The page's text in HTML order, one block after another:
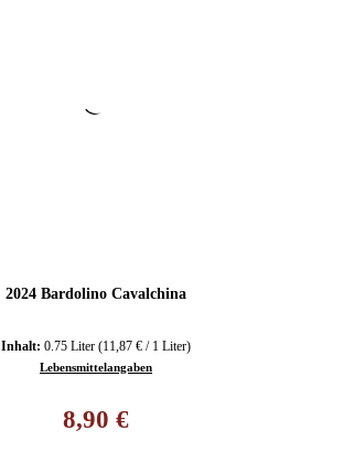
2024 Bardolino Cavalchina
Inhalt: 0.75 Liter (11,87 € / 1 Liter)
Lebensmittelangaben
8,90 €